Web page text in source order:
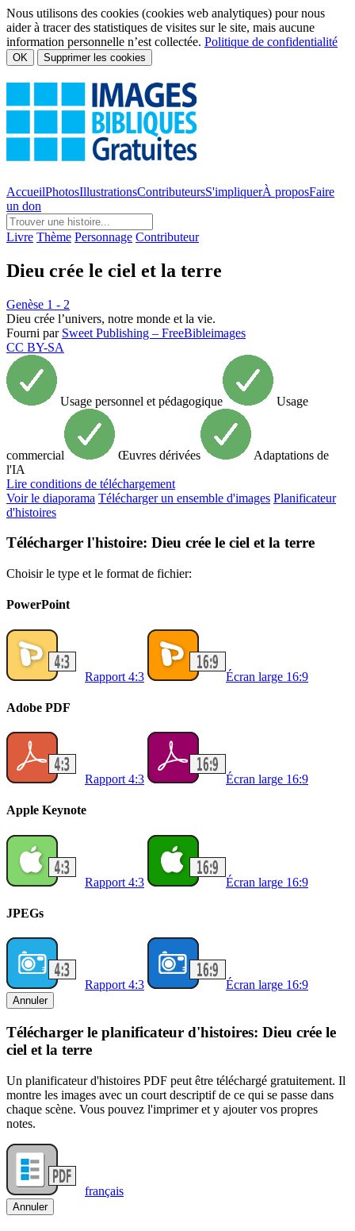
Nous utilisons des cookies (cookies web analytiques) pour nous
aider à tracer des statistiques de visites sur le site, mais aucune
information personnelle n’est collectée. Politique de confidentialité
OK Supprimer les cookies
AccueilPhotosIllustrationsContributeursS'impliquerÀ proposFaire
un don
Livre Thème Personnage Contributeur
Dieu crée le ciel et la terre
Genèse 1 - 2
Dieu crée l’univers, notre monde et la vie.
Fourni par Sweet Publishing – FreeBibleimages
CC BY-SA
Usage personnel et pédagogique Usage
commercial Œuvres dérivées
Adaptations de
l'IA
Lire conditions de téléchargement
Voir le diaporama Télécharger un ensemble d'images Planificateur
d'histoires
Télécharger l'histoire: Dieu crée le ciel et la terre
Choisir le type et le format de fichier:
PowerPoint
Rapport 4:3 Écran large 16:9
Adobe PDF
Rapport 4:3 Écran large 16:9
Apple Keynote
Rapport 4:3 Écran large 16:9
JPEGs
Rapport 4:3 Écran large 16:9
Annuler
Télécharger le planificateur d'histoires: Dieu crée le
ciel et la terre
Un planificateur d'histoires PDF peut être téléchargé gratuitement. Il
montre les images avec un court descriptif de ce qui se passe dans
chaque scène. Vous pouvez l'imprimer et y ajouter vos propres
notes.
français
Annuler